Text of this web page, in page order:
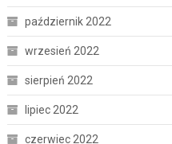
październik 2022
wrzesień 2022
sierpień 2022
lipiec 2022
czerwiec 2022